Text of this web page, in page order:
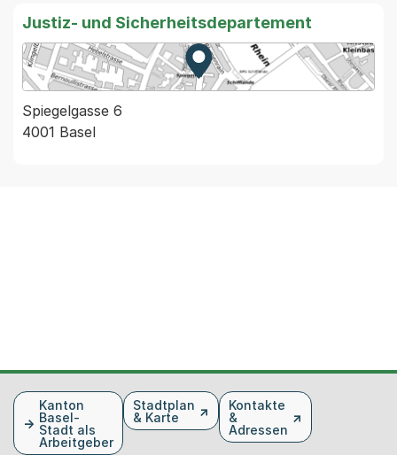
Justiz- und Sicherheitsdepartement
Zur Karte von MapBS.
Externer Link, wird in einem
Spiegelgasse 6
4001 Basel
FusszeileKanton
Basel-
Stadt als
Arbeitgeber
Stadtplan
& Karte
Kontakte
&
Adressen